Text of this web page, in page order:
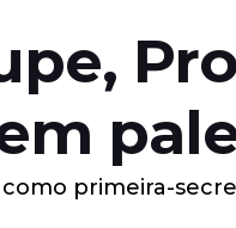
primeira-